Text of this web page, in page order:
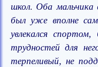
школ. Оба мальчика
был уже вполне
увлекался
трудностей для
терпеливый, не